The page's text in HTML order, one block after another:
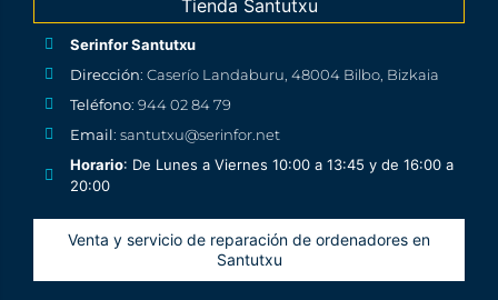
Tienda Santutxu
Serinfor Santutxu
Dirección: Caserío Landaburu, 48004 Bilbo, Bizkaia
Teléfono: 944 02 84 79
Email: santutxu@serinfor.net
Horario: De Lunes a Viernes 10:00 a 13:45 y de 16:00 a
20:00
Venta y servicio de reparación de ordenadores en
Santutxu